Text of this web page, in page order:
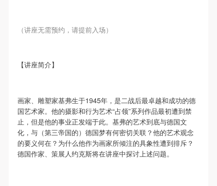
（讲座无需预约，请提前入场）
【讲座简介】
画家、雕塑家基弗生于1945年，是二战后最卓越和成功的德
国艺术家。他的摄影和行为艺术“占领”系列作品最初遭到禁
止，但是他的事业正发端于此。基弗的艺术到底与德国文
化，与（第三帝国的）德国梦有何密切关联？他的艺术观念
的要义何在？为什么他作为画家所倾注的具象性遭到排斥？
德国作家、策展人约克斯将在讲座中探讨上述问题。
的人身安全不负有民事及相关连带责任。
参加活动者在此次活动期间应主动遵守美术馆活动秩
地、空间、艺术品、衍生品等受到不同程度的损失、
破坏。活动中任何非事故当事人及美术馆将不承担相
应的责任与损失，应由参与活动者根据相应的法律条
文、组织规定进行协商和赔偿。并追究相应的法律责
任和经济责任。
的人身安全不负有民事及相关连带责任。
参加活动者在此次活动期间应主动遵守美术馆活动秩
地、空间、艺术品、衍生品等受到不同程度的损失、
破坏。活动中任何非事故当事人及美术馆将不承担相
应的责任与损失，应由参与活动者根据相应的法律条
文、组织规定进行协商和赔偿。并追究相应的法律责
任和经济责任。
的人身安全不负有民事及相关连带责任。
参加活动者在此次活动期间应主动遵守美术馆活动秩
地、空间、艺术品、衍生品等受到不同程度的损失、
破坏。活动中任何非事故当事人及美术馆将不承担相
应的责任与损失，应由参与活动者根据相应的法律条
文、组织规定进行协商和赔偿。并追究相应的法律责
任和经济责任。
手机号码
手机号码将作为您的登录账号
验证码